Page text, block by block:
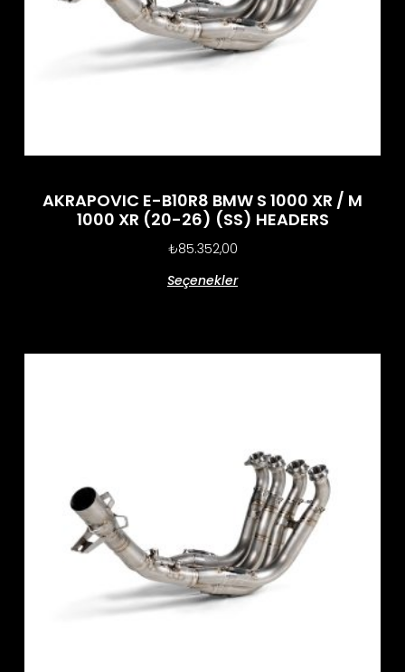
AKRAPOVIC E-B10R8 BMW S 1000 XR / M
1000 XR (20-26) (SS) HEADERS
₺85.352,00
Seçenekler